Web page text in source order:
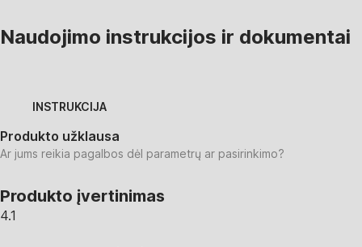
Naudojimo instrukcijos ir dokumentai
INSTRUKCIJA
Produkto užklausa
Ar jums reikia pagalbos dėl parametrų ar pasirinkimo?
Produkto įvertinimas
4.1